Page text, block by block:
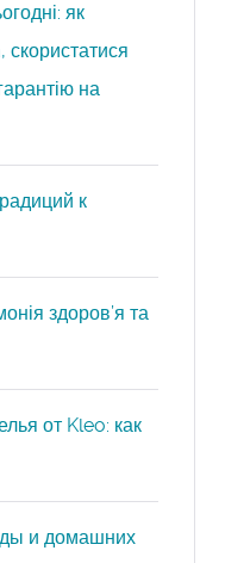
як
на
к
здоров’я та
от Kleo: как
и домашних